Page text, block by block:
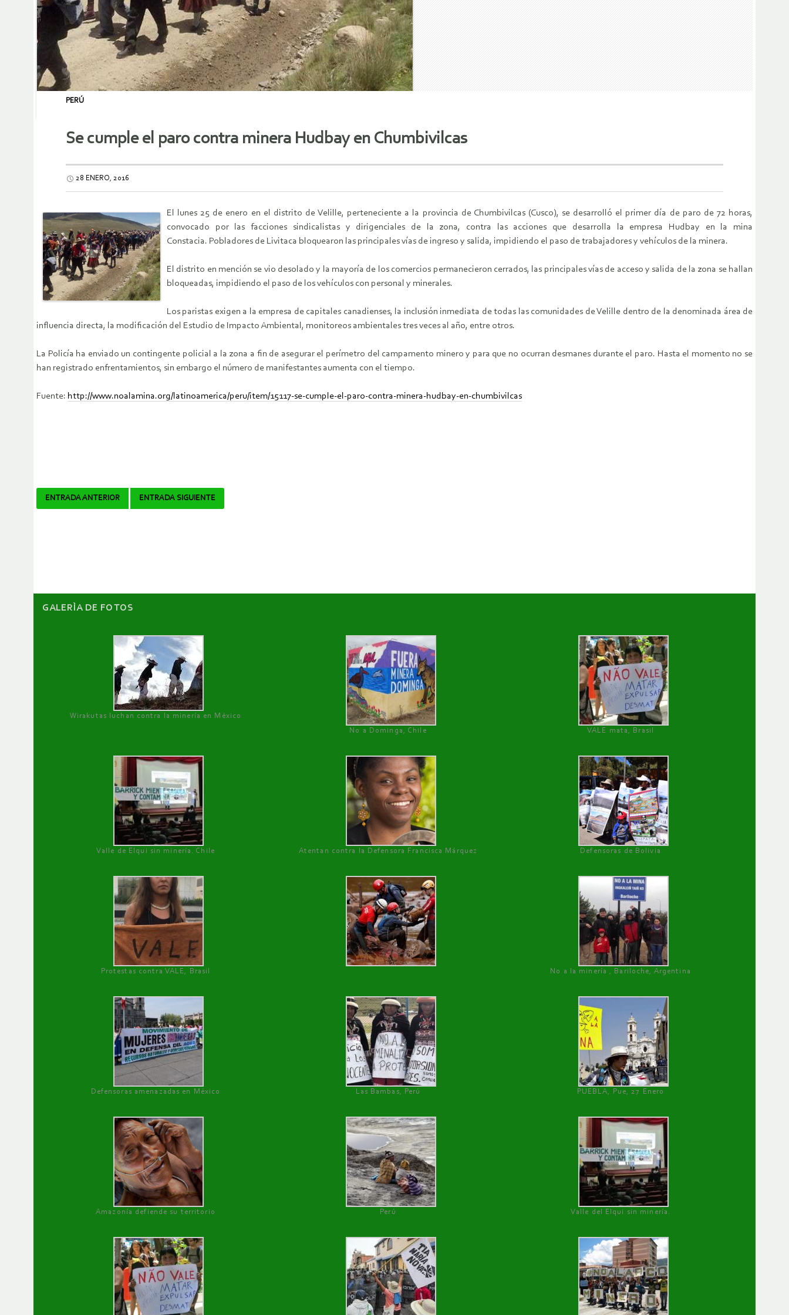
PERÚ
Se cumple el paro contra minera Hudbay en Chumbivilcas
28 ENERO, 2016
El lunes 25 de enero en el distrito de Velille, perteneciente a la provincia de Chumbivilcas (Cusco), se desarrolló el primer día de paro de 72 horas,
convocado por las facciones sindicalistas y dirigenciales de la zona, contra las acciones que desarrolla la empresa Hudbay en la mina
Constacia. Pobladores de Livitaca bloquearon las principales vías de ingreso y salida, impidiendo el paso de trabajadores y vehículos de la minera.
El distrito en mención se vio desolado y la mayoría de los comercios permanecieron cerrados, las principales vías de acceso y salida de la zona se hallan
bloqueadas, impidiendo el paso de los vehículos con personal y minerales.
Los paristas exigen a la empresa de capitales canadienses, la inclusión inmediata de todas las comunidades de Velille dentro de la denominada área de
influencia directa, la modificación del Estudio de Impacto Ambiental, monitoreos ambientales tres veces al año, entre otros.
La Policía ha enviado un contingente policial a la zona a fin de asegurar el perímetro del campamento minero y para que no ocurran desmanes durante el paro. Hasta el momento no se
han registrado enfrentamientos, sin embargo el número de manifestantes aumenta con el tiempo.
Fuente: http://www.noalamina.org/latinoamerica/peru/item/15117-se-cumple-el-paro-contra-minera-hudbay-en-chumbivilcas
Navegador
ENTRADA ANTERIOR ENTRADA SIGUIENTE
GALERÌA DE FOTOS
Wirakutas luchan contra la minería en México
No a Dominga, Chile
VALE mata, Brasil
Valle de Elqui sin minería. Chile Atentan contra la Defensora Francisca Márquez Defensoras de Bolivia
Protestas contra VALE, Brasil No a la minería , Bariloche, Argentina
Defensoras amenazadas en México Las Bambas, Perú PUEBLA, Pue, 27 Enero
Amazonía defiende su territorio Perú Valle del Elqui sin minería.